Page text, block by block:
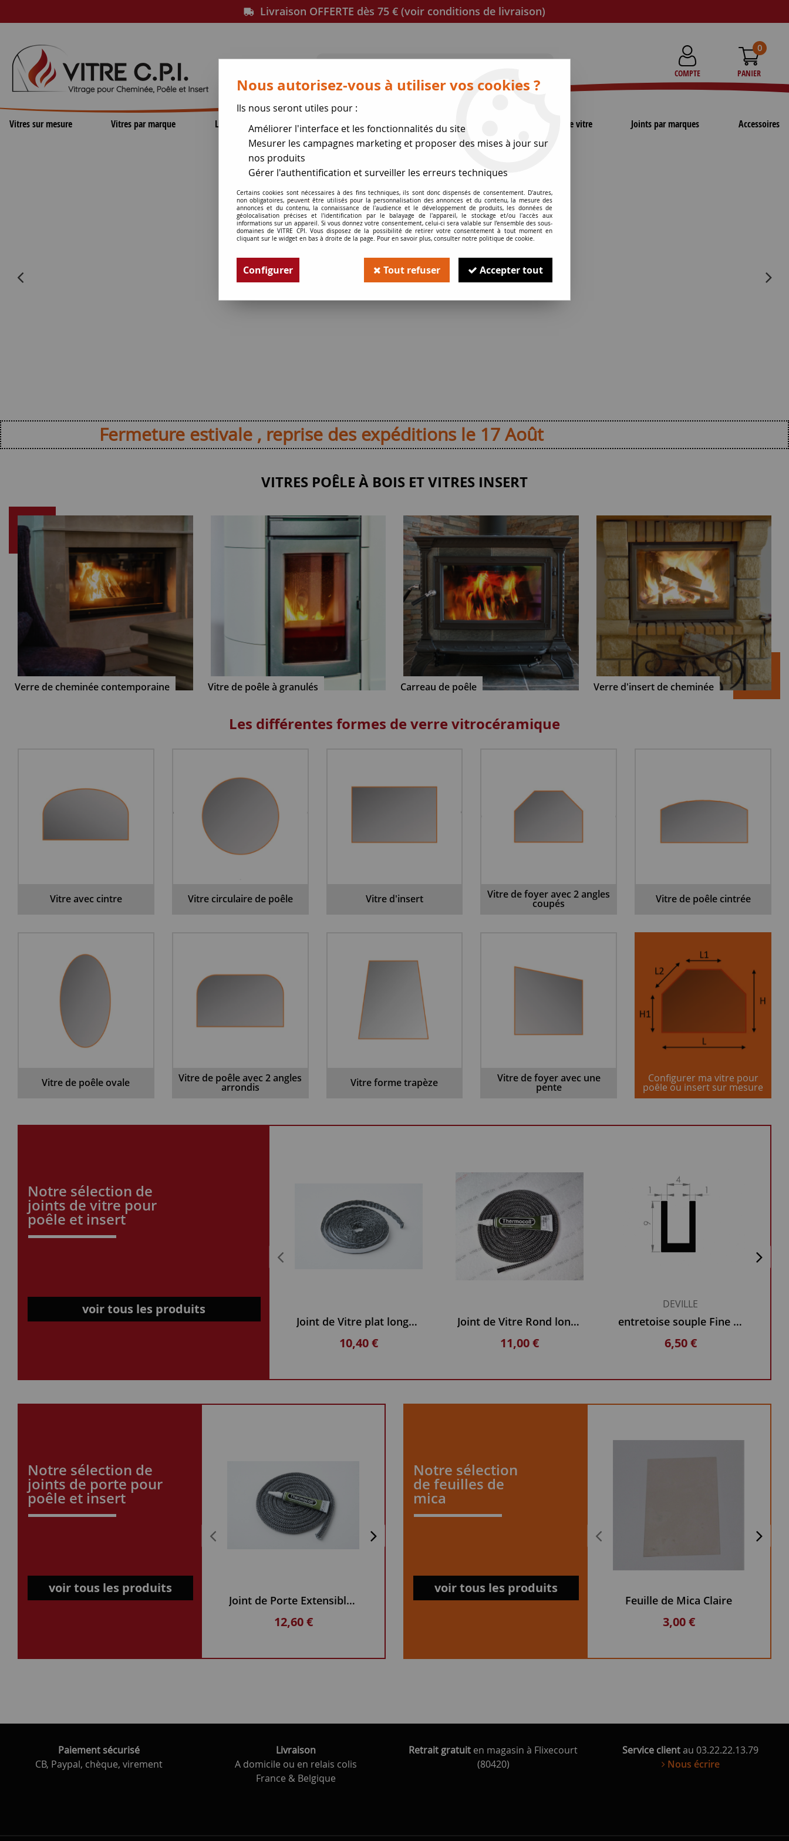
Livraison OFFERTE dès 75 € (voir conditions de livraison)
COMPTE
0
PANIER
Vitres sur mesure Vitres par marque Lamelles de poêles Mica et joint à découper Joints de porte Joints de vitre Joints par marques Accessoires
Fermeture estivale , reprise des expéditions le 17 Août
VITRES POÊLE À BOIS ET VITRES INSERT
Verre de cheminée contemporaine Vitre de poêle à granulés Carreau de poêle Verre d'insert de cheminée
Les différentes formes de verre vitrocéramique
Vitre avec cintre Vitre circulaire de poêle Vitre d'insert Vitre de foyer avec 2 angles
coupés Vitre de poêle cintrée
Vitre de poêle ovale Vitre de poêle avec 2 angles
arrondis Vitre forme trapèze Vitre de foyer avec une
pente
Configurer ma vitre pour
poêle ou insert sur mesure
Notre sélection de
joints de vitre pour
poêle et insert
voir tous les produits
Joint de Vitre plat longueur 2.5 m
10,40 €
Joint de Vitre Rond longueur 2.5 m
11,00 €
DEVILLE
entretoise souple Fine DEVILLE
6,50 €
Notre sélection de
joints de porte pour
poêle et insert
voir tous les produits
Joint de Porte Extensible avec colle
12,60 €
NESTOR MARTIN
Joint creux NESTOR MARTIN / SURDIAC Joint creux STUV Ø 9 mm avec bordure
Notre sélection
de feuilles de
mica
voir tous les produits
Feuille de Mica Claire
3,00 €
Paiement sécurisé
CB, Paypal, chèque, virement
Livraison
A domicile ou en relais colis
France & Belgique
Retrait gratuit en magasin à Flixecourt
(80420)
Service clientau 03.22.22.13.79
Nous écrire
Nous autorisez-vous à utiliser vos cookies ?
Ils nous seront utiles pour :
Améliorer l'interface et les fonctionnalités du site
Mesurer les campagnes marketing et proposer des mises à jour sur
nos produits
Gérer l'authentification et surveiller les erreurs techniques
Certains cookies sont nécessaires à des fins techniques, ils sont donc dispensés de consentement. D'autres,
non obligatoires, peuvent être utilisés pour la personnalisation des annonces et du contenu, la mesure des
annonces et du contenu, la connaissance de l'audience et le développement de produits, les données de
géolocalisation précises et l'identification par le balayage de l'appareil, le stockage et/ou l'accès aux
informations sur un appareil. Si vous donnez votre consentement, celui-ci sera valable sur l’ensemble des sous-
domaines de VITRE CPI. Vous disposez de la possibilité de retirer votre consentement à tout moment en
cliquant sur le widget en bas à droite de la page. Pour en savoir plus, consulter notre politique de cookie.
Configurer Tout refuser Accepter tout